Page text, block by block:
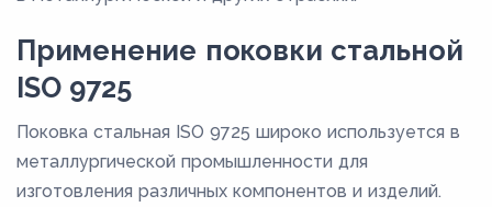
Применение поковки стальной
ISO 9725
Поковка стальная ISO 9725 широко используется в
металлургической промышленности для
изготовления различных компонентов и изделий.